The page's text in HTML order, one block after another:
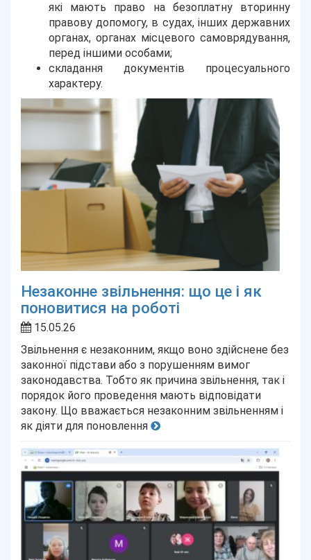
які мають право на безоплатну вторинну
правову допомогу, в судах, інших державних
органах, органах місцевого самоврядування,
перед іншими особами;
складання документів процесуального
характеру.
Незаконне звільнення: що це і як
поновитися на роботі
15.05.26
Звільнення є незаконним, якщо воно здійснене без
законної підстави або з порушенням вимог
законодавства. Тобто як причина звільнення, так і
порядок його проведення мають відповідати
закону. Що вважається незаконним звільненням і
як діяти для поновлення